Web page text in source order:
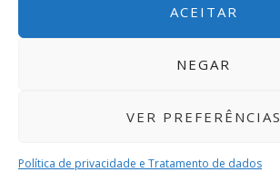
ACEITAR
NEGAR
VER PREFERÊNCIAS
Política de privacidade e Tratamento de dados